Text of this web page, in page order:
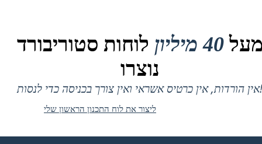
40 מיליון
לוחות סטוריבורד
נוצרו
אין הורדות, אין כרטיס אשראי ואין צורך בכניסה כדי לנסות!
ליצור את לוח התכנון הראשון שלי